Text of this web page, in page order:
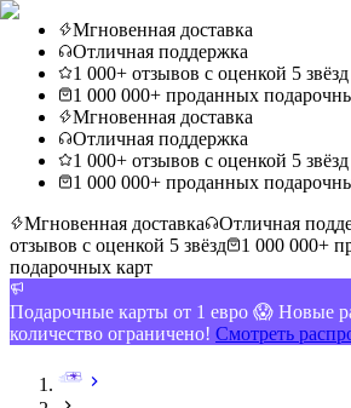
Мгновенная доставка
Отличная поддержка
1 000+ отзывов с оценкой 5 звёзд
1 000 000+ проданных
Мгновенная доставка
Отличная поддержка
1 000+ отзывов с оценкой 5 звёзд
1 000 000+ проданных
Мгновенная доставка
Отличная
отзывов с оценкой 5 звёзд
1 000 000+
подарочных карт
Подарочные карты от 1 евро 😱 Новые
количество ограничено! Смотреть